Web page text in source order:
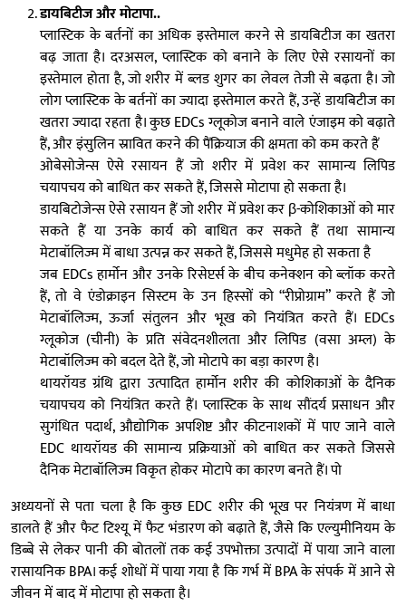
डायबिटीज और मोटापा..
प्लास्टिक के बर्तनों का अधिक इस्तेमाल करने से डायबिटीज का खतरा
बढ़ जाता है। दरअसल, प्लास्टिक को बनाने के लिए ऐसे रसायनों का
इस्तेमाल होता है, जो शरीर में ब्लड शुगर का लेवल तेजी से बढ़ता है। जो
लोग प्लास्टिक के बर्तनों का ज्यादा इस्तेमाल करते हैं, उन्हें डायबिटीज का
खतरा ज्यादा रहता है। कुछ EDCs ग्लूकोज बनाने वाले एंजाइम को बढ़ाते
हैं, और इंसुलिन स्रावित करने की पैंक्रियाज की क्षमता को कम करते हैं
ओबेसोजेन्स ऐसे रसायन हैं जो शरीर में प्रवेश कर सामान्य लिपिड
चयापचय को बाधित कर सकते हैं, जिससे मोटापा हो सकता है।
डायबिटोजेन्स ऐसे रसायन हैं जो शरीर में प्रवेश कर β-कोशिकाओं को मार
सकते हैं या उनके कार्य को बाधित कर सकते हैं तथा सामान्य
मेटाबॉलिज्म में बाधा उत्पन्न कर सकते हैं, जिससे मधुमेह हो सकता है
जब EDCs हार्मोन और उनके रिसेप्टर्स के बीच कनेक्शन को ब्लॉक करते
हैं, तो वे एंडोक्राइन सिस्टम के उन हिस्सों को “रीप्रोग्राम” करते हैं जो
मेटाबॉलिज्म, ऊर्जा संतुलन और भूख को नियंत्रित करते हैं। EDCs
ग्लूकोज (चीनी) के प्रति संवेदनशीलता और लिपिड (वसा अम्ल) के
मेटाबॉलिज्म को बदल देते हैं, जो मोटापे का बड़ा कारण है।
थायरॉयड ग्रंथि द्वारा उत्पादित हार्मोन शरीर की कोशिकाओं के दैनिक
चयापचय को नियंत्रित करते हैं। प्लास्टिक के साथ सौंदर्य प्रसाधन और
सुगंधित पदार्थ, औद्योगिक अपशिष्ट और कीटनाशकों में पाए जाने वाले
EDC थायरॉयड की सामान्य प्रक्रियाओं को बाधित कर सकते जिससे
दैनिक मेटाबॉलिज्म विकृत होकर मोटापे का कारण बनते हैं। पो
अध्ययनों से पता चला है कि कुछ EDC शरीर की भूख पर नियंत्रण में बाधा
डालते हैं और फैट टिश्यू में फैट भंडारण को बढ़ाते हैं, जैसे कि एल्युमीनियम के
डिब्बे से लेकर पानी की बोतलों तक कई उपभोक्ता उत्पादों में पाया जाने वाला
रासायनिक BPA। कई शोधों में पाया गया है कि गर्भ में BPA के संपर्क में आने से
जीवन में बाद में मोटापा हो सकता है।